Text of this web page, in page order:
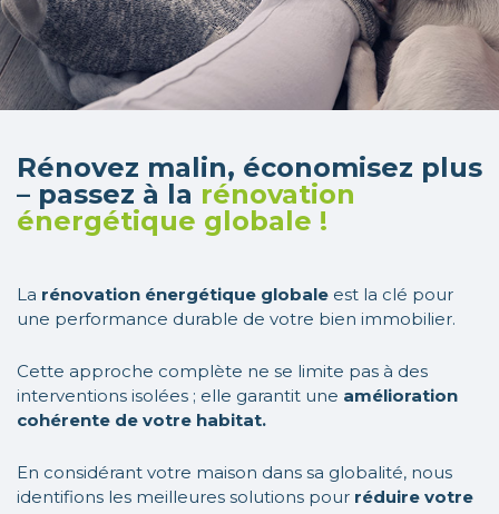
Rénovez malin, économisez plus
– passez à la rénovation
énergétique globale !
La rénovation énergétique globale est la clé pour
une performance durable de votre bien immobilier.
Cette approche complète ne se limite pas à des
interventions isolées ; elle garantit une amélioration
cohérente de votre habitat.
En considérant votre maison dans sa globalité, nous
identifions les meilleures solutions pour réduire votre